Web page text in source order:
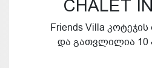
CHALET
Friends Villa
და გათვლილია 10